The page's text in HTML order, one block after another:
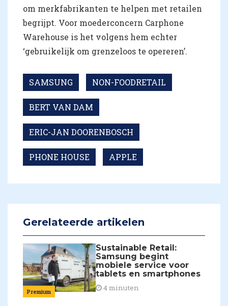
om merkfabrikanten te helpen met retailen
begrijpt. Voor moederconcern Carphone
Warehouse is het volgens hem echter
‘gebruikelijk om grenzeloos te opereren’.
SAMSUNG NON-FOODRETAIL
BERT VAN DAM
ERIC-JAN DOORENBOSCH
PHONE HOUSE APPLE
Gerelateerde artikelen
Premium
Sustainable Retail:
Samsung begint
mobiele service voor
tablets en smartphones
4 minuten